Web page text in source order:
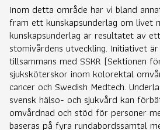
Inom detta område har vi bland
fram ett kunskapsunderlag om livet
kunskapsunderlag är resultatet av
stomivårdens utveckling. Initiativet
tillsammans med SSKR (Sektionen
sjuksköterskor inom kolorektal
cancer och Swedish Medtech.
svensk hälso- och sjukvård kan
omvårdnad och stöd för personer
baseras på fyra rundabordssamtal